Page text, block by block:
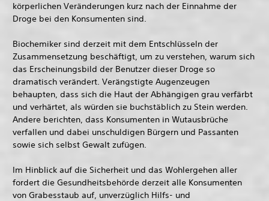
körperlichen Veränderungen kurz nach der Einnahme der
Droge bei den Konsumenten sind.
Biochemiker sind derzeit mit dem Entschlüsseln der
Zusammensetzung beschäftigt, um zu verstehen, warum sich
das Erscheinungsbild der Benutzer dieser Droge so
dramatisch verändert. Verängstigte Augenzeugen
behaupten, dass sich die Haut der Abhängigen grau verfärbt
und verhärtet, als würden sie buchstäblich zu Stein werden.
Andere berichten, dass Konsumenten in Wutausbrüche
verfallen und dabei unschuldigen Bürgern und Passanten
sowie sich selbst Gewalt zufügen.
Im Hinblick auf die Sicherheit und das Wohlergehen aller
fordert die Gesundheitsbehörde derzeit alle Konsumenten
von Grabesstaub auf, unverzüglich Hilfs- und